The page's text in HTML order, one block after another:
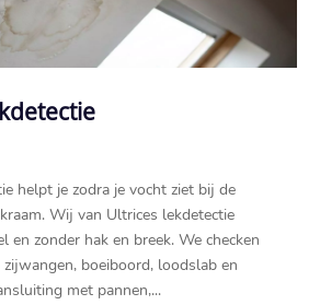
helpt je zodra je vocht ziet bij de
Wij van Ultrices lekdetectie
en zonder hak en breek.​ We checken
boeiboord, loodslab en
met pannen,...